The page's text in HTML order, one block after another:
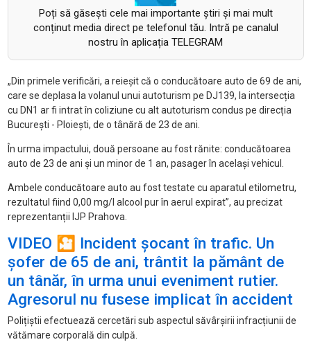
Poți să găsești cele mai importante știri și mai mult
conținut media direct pe telefonul tău. Intră pe canalul
nostru în aplicația TELEGRAM
„Din primele verificări, a reieșit că o conducătoare auto de 69 de ani,
care se deplasa la volanul unui autoturism pe DJ139, la intersecția
cu DN1 ar fi intratîn coliziune cu alt autoturism condus pe direcția
București - Ploiești, de o tânără de 23 de ani.
În urma impactului, două persoane au fost rănite: conducătoarea
auto de 23 de ani și un minor de 1 an, pasagerîn același vehicul.
Ambele conducătoare auto au fost testate cu aparatul etilometru,
rezultatul fiind 0,00 mg/l alcool purîn aerul expirat”, au precizat
reprezentanții IJP Prahova.
VIDEO 🎦 Incident șocant în trafic. Un
șofer de 65 de ani, trântit la pământ de
un tânăr, în urma unui eveniment rutier.
Agresorul nu fusese implicat în accident
Polițiștii efectuează cercetări sub aspectul săvârșirii infracțiunii de
vătămare corporală din culpă.